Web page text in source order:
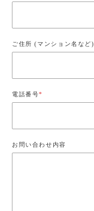
ご住所 (マンション名など)
電話番号*
お問い合わせ内容